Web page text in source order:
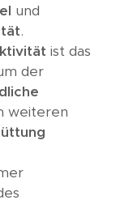
und
.
ist das
der
weiteren